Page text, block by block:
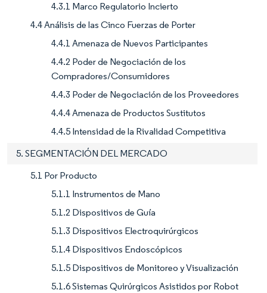
4.3.1 Marco Regulatorio Incierto
4.4 Análisis de las Cinco Fuerzas de Porter
4.4.1 Amenaza de Nuevos Participantes
4.4.2 Poder de Negociación de los
Compradores/Consumidores
4.4.3 Poder de Negociación de los Proveedores
4.4.4 Amenaza de Productos Sustitutos
4.4.5 Intensidad de la Rivalidad Competitiva
5. SEGMENTACIÓN DEL MERCADO
5.1 Por Producto
5.1.1 Instrumentos de Mano
5.1.2 Dispositivos de Guía
5.1.3 Dispositivos Electroquirúrgicos
5.1.4 Dispositivos Endoscópicos
5.1.5 Dispositivos de Monitoreo y Visualización
5.1.6 Sistemas Quirúrgicos Asistidos por Robot